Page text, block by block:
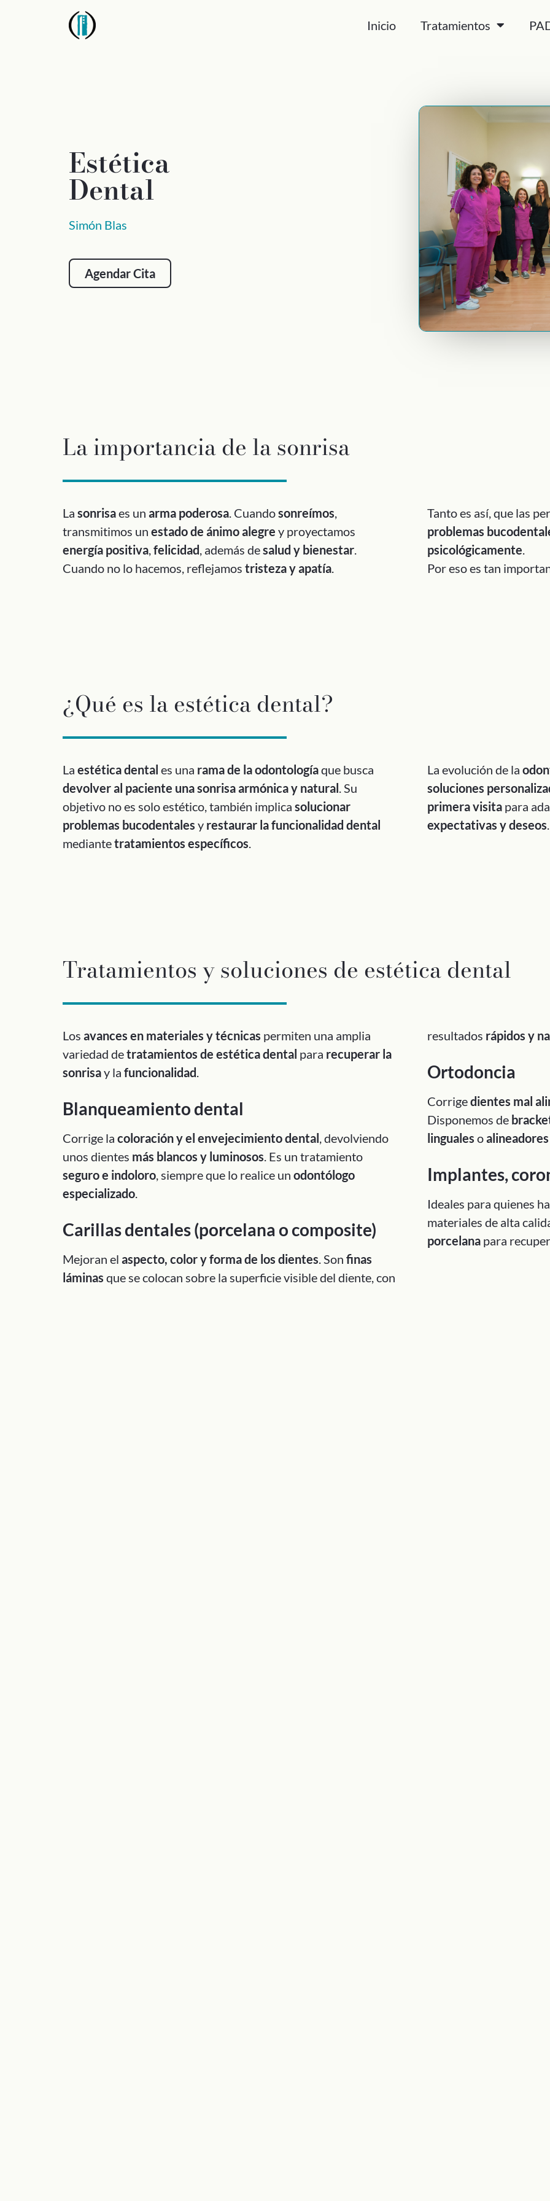
Inicio Tratamientos
Estética
Dental
Simón Blas
Agendar Cita
La importancia de la sonrisa
La sonrisaes un arma poderosa . Cuandosonreímos
transmitimos un estado de ánimo alegre y proyectamos
energía positiva felicidad , además desalud y bienestar
Cuando no lo hacemos, reflejamos tristeza y apatía
Tanto es así, que las
problemas
psicológicamente
Por eso es tan
¿Qué es la estética dental?
La estética dental es una rama de la odontologíaque busca
devolver al paciente una sonrisa armónica y natural . Su
objetivo no es solo estético, también implica solucionar
problemas bucodentales y restaurar la funcionalidad dental
mediantetratamientos específicos
La evolución de la
soluciones
primera visita para
expectativas y deseos
Tratamientos y soluciones de estética dental
Los avances en materiales y técnicas permiten una amplia
variedad detratamientos de estética dental para recuperar la
sonrisay la funcionalidad
Blanqueamiento dental
Corrige la coloración y el envejecimiento dental , devolviendo
unos dientes más blancos y luminosos . Es un tratamiento
seguro e indoloro , siempre que lo realice un odontólogo
especializado
Carillas dentales (porcelana o composite)
Mejoran el aspecto, color y forma de los dientes . Son finas
láminas que se colocan sobre la superficie visible del diente, con
resultados rápidos y
Ortodoncia
Corrigedientes mal
Disponemos de
linguales o
Implantes,
Ideales para quienes
materiales de alta
porcelana para